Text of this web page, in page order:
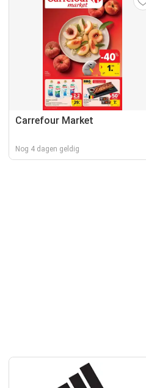
Carrefour Market
Nog 4 dagen geldig